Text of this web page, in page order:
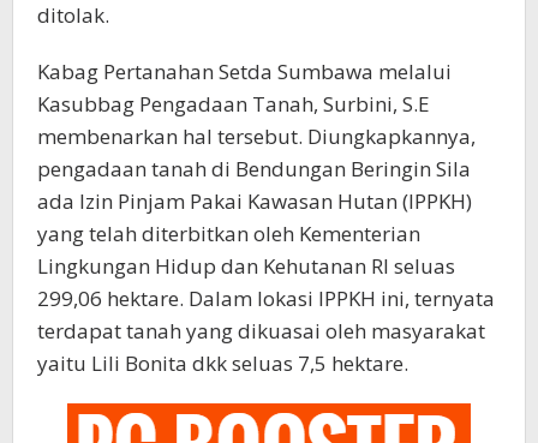
ditolak.
Kabag Pertanahan Setda Sumbawa melalui
Kasubbag Pengadaan Tanah, Surbini, S.E
membenarkan hal tersebut. Diungkapkannya,
pengadaan tanah di Bendungan Beringin Sila
ada Izin Pinjam Pakai Kawasan Hutan (IPPKH)
yang telah diterbitkan oleh Kementerian
Lingkungan Hidup dan Kehutanan RI seluas
299,06 hektare. Dalam lokasi IPPKH ini, ternyata
terdapat tanah yang dikuasai oleh masyarakat
yaitu Lili Bonita dkk seluas 7,5 hektare.